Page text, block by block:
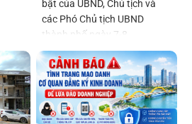
bật của UBND, Chủ tịch và
các Phó Chủ tịch UBND
thành phố ngày 7-8